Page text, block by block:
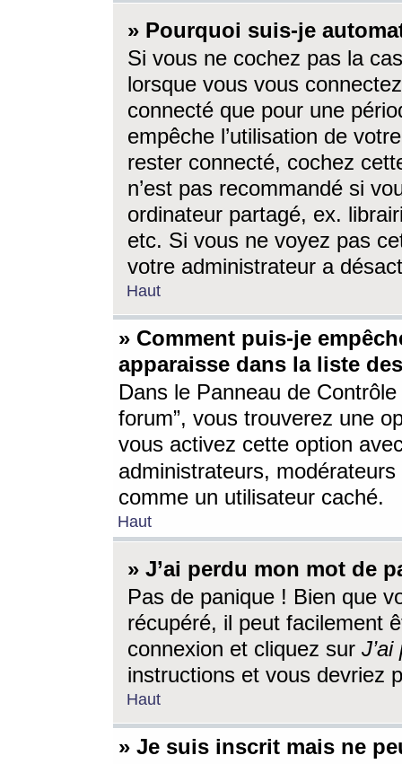
» Pourquoi suis-je
Si vous ne cochez pas la
lorsque vous vous
connecté que pour une
empêche l’utilisation de
rester connecté, cochez
n’est pas recommandé si
ordinateur partagé, ex.
etc. Si vous ne voyez pas
votre administrateur a
Haut
» Comment puis-je
apparaisse dans la liste
Dans le Panneau de
forum”, vous trouverez une
vous activez cette option
administrateurs,
comme un utilisateur caché.
Haut
» J’ai perdu mon mot de
Pas de panique ! Bien que
récupéré, il peut facilement
connexion et cliquez sur
instructions et vous devriez
Haut
» Je suis inscrit mais ne